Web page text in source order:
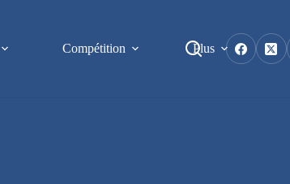
Compétition Plus